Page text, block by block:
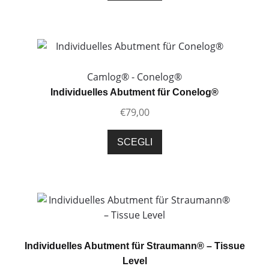
varianti.
opzioni
possono
nella
Camlog® - Conelog®
Individuelles Abutment für Conelog®
€79,00
SCEGLI
prodotto
varianti.
Le
possono
Individuelles Abutment für Straumann® – Tissue
Level